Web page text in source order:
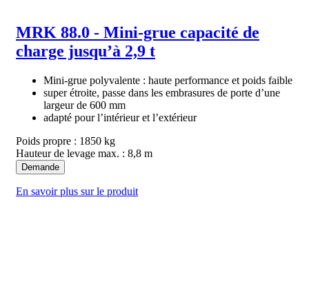
MRK 88.0 - Mini-grue capacité de
charge jusqu’à 2,9 t
Mini-grue polyvalente : haute performance et poids faible
super étroite, passe dans les embrasures de porte d’une
largeur de 600 mm
adapté pour l’intérieur et l’extérieur
Poids propre : 1850 kg
Hauteur de levage max. : 8,8 m
Demande
En savoir plus sur le produit